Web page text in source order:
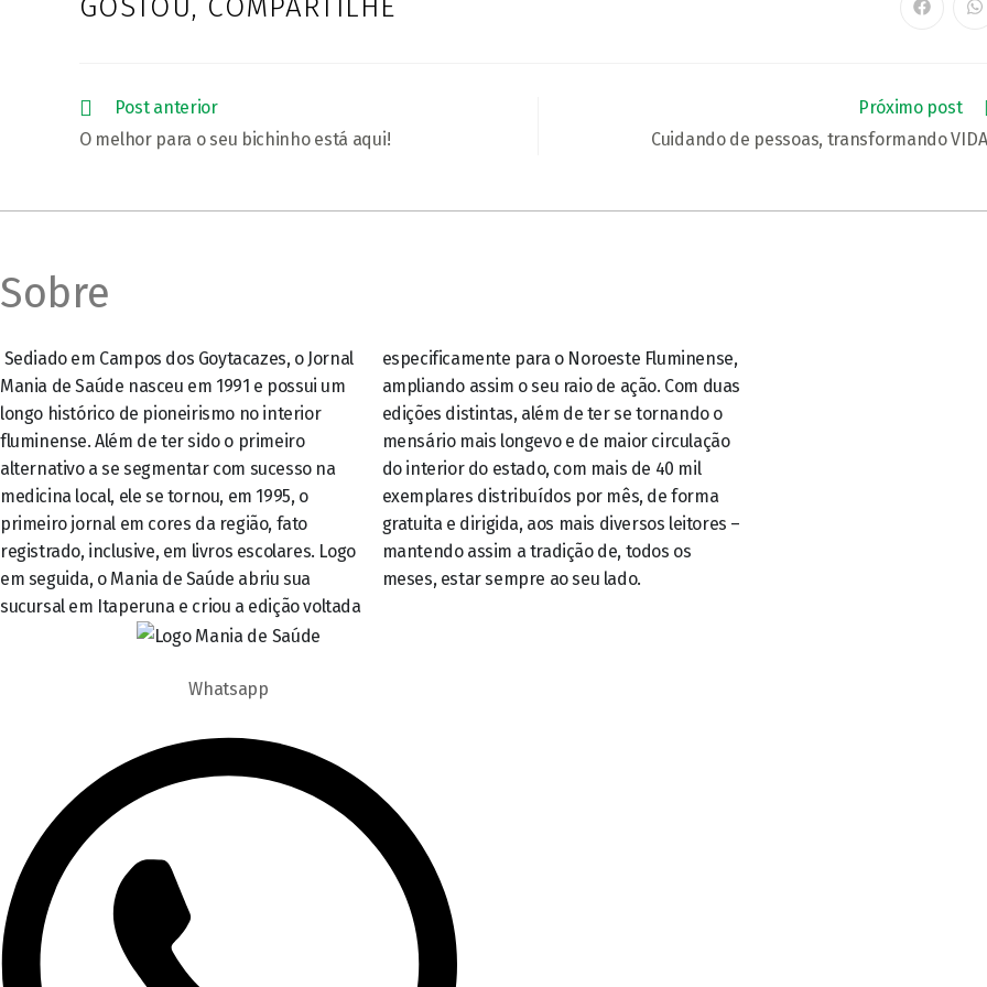
GOSTOU, COMPARTILHE
Abre
Leia
artigos
Post anterior
O melhor para o seu bichinho está aqui!
Próximo post
Cuidando de pessoas, transformando
Sobre
Sediado em Campos dos Goytacazes, o Jornal
Mania de Saúde nasceu em 1991 e possui um
longo histórico de pioneirismo no interior
fluminense. Além de ter sido o primeiro
alternativo a se segmentar com sucesso na
medicina local, ele se tornou, em 1995, o
primeiro jornal em cores da região, fato
registrado, inclusive, em livros escolares. Logo
em seguida, o Mania de Saúde abriu sua
sucursal em Itaperuna e criou a edição voltada
especificamente para o Noroeste Fluminense,
ampliando assim o seu raio de ação. Com duas
edições distintas, além de ter se tornando o
mensário mais longevo e de maior circulação
do interior do estado, com mais de 40 mil
exemplares distribuídos por mês, de forma
gratuita e dirigida, aos mais diversos leitores –
mantendo assim a tradição de, todos os
meses, estar sempre ao seu lado.
Whatsapp